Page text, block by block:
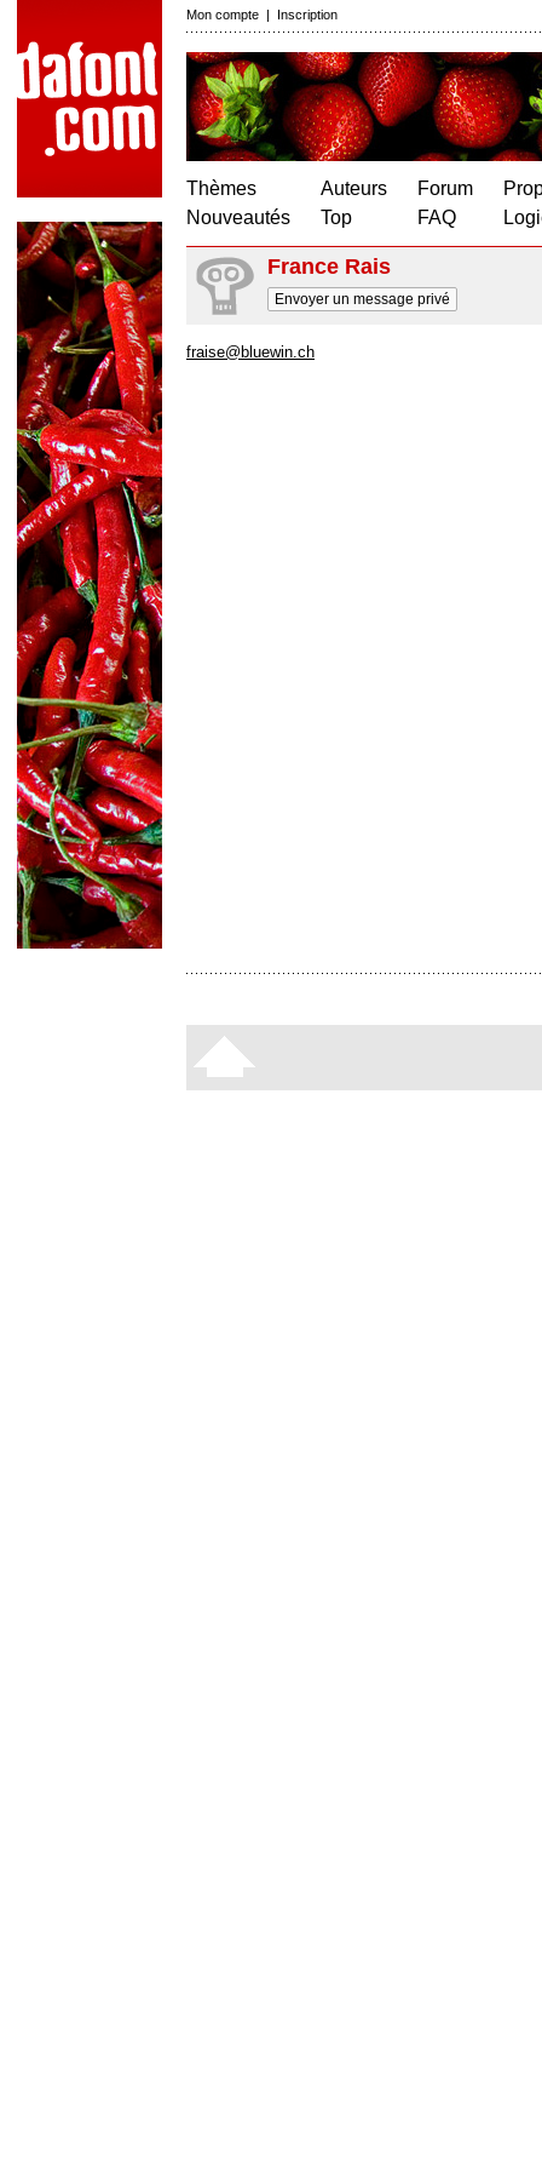
Mon compte | Inscription
Thèmes
Nouveautés
Auteurs
Top
Forum
FAQ
France Rais
Envoyer un message privé
fraise@bluewin.ch